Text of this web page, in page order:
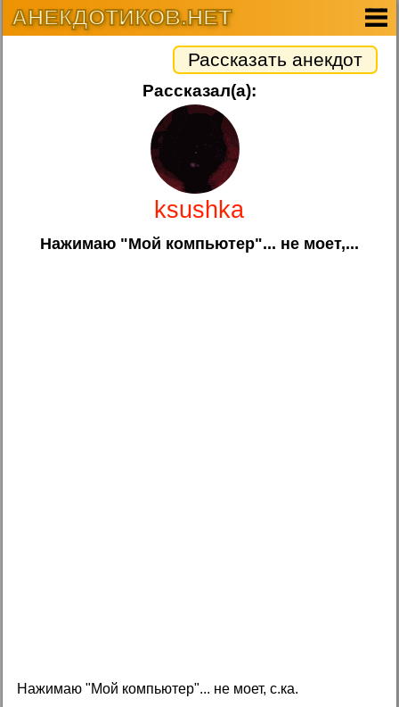
АНЕКДОТИКОВ.НЕТ
Рассказать анекдот
Рассказал(а):
ksushka
Нажимаю "Мой компьютер"... не моет,...
Нажимаю "Мой компьютер"... не моет, с.ка.